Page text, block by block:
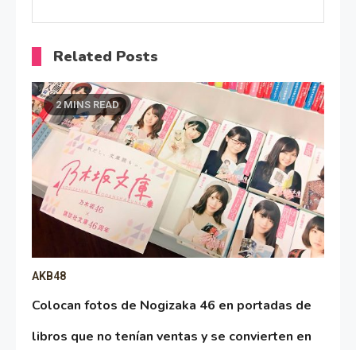
Related Posts
2 MINS READ
AKB48
Colocan fotos de Nogizaka 46 en portadas de
libros que no tenían ventas y se convierten en